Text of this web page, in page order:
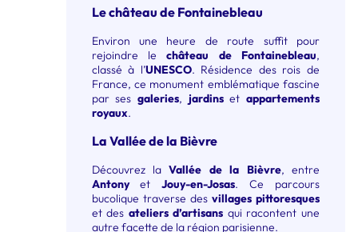
Le château de Fontainebleau
Environ une heure de route suffit pour
rejoindre lechâteau de Fontainebleau,
classé à l’UNESCO. Résidence des rois de
France, ce monument emblématique fascine
par ses galeries, jardinset appartements
royaux.
La Vallée de la Bièvre
Découvrez laVallée de la Bièvre, entre
AntonyetJouy-en-Josas. Ce parcours
bucolique traverse des villages pittoresques
et des ateliers d’artisans qui racontent une
autre facette de la région parisienne.